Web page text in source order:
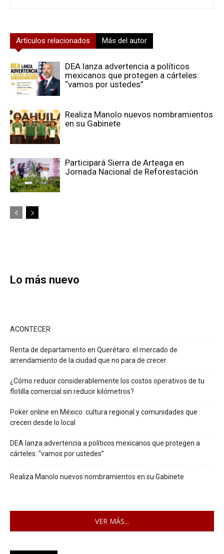
Artículos relacionados Más del autor
DEA lanza advertencia a políticos
mexicanos que protegen a cárteles:
“vamos por ustedes”
Realiza Manolo nuevos nombramientos
en su Gabinete
Participará Sierra de Arteaga en
Jornada Nacional de Reforestación
Lo más nuevo
ACONTECER
Renta de departamento en Querétaro: el mercado de
arrendamiento de la ciudad que no para de crecer
¿Cómo reducir considerablemente los costos operativos de tu
flotilla comercial sin reducir kilómetros?
Poker online en México: cultura regional y comunidades que
crecen desde lo local
DEA lanza advertencia a políticos mexicanos que protegen a
cárteles: “vamos por ustedes”
Realiza Manolo nuevos nombramientos en su Gabinete
VER MÁS...